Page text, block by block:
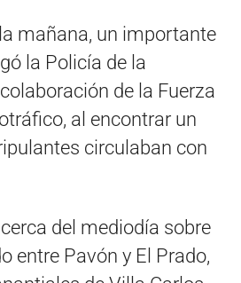
mañana, un importante
la Policía de la
de la Fuerza
al encontrar un
circulaban con
del mediodía sobre
entre Pavón y El Prado,